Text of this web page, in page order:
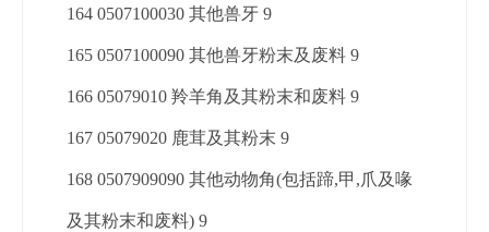
164 0507100030 其他兽牙 9
165 0507100090 其他兽牙粉末及废料 9
166 05079010 羚羊角及其粉末和废料 9
167 05079020 鹿茸及其粉末 9
168 0507909090 其他动物角(包括蹄,甲,爪及喙
及其粉末和废料) 9